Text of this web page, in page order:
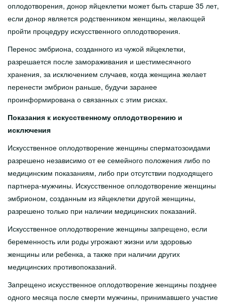
оплодотворения, донор яйцеклетки может быть старше 35 лет,
если донор является родственником женщины, желающей
пройти процедуру искусственного оплодотворения.
Перенос эмбриона, созданного из чужой яйцеклетки,
разрешается после замораживания и шестимесячного
хранения, за исключением случаев, когда женщина желает
перенести эмбрион раньше, будучи заранее
проинформирована о связанных с этим рисках.
Показания к искусственному оплодотворению и
исключения
Искусственное оплодотворение женщины сперматозоидами
разрешено независимо от ее семейного положения либо по
медицинским показаниям, либо при отсутствии подходящего
партнера-мужчины. Искусственное оплодотворение женщины
эмбрионом, созданным из яйцеклетки другой женщины,
разрешено только при наличии медицинских показаний.
Искусственное оплодотворение женщины запрещено, если
беременность или роды угрожают жизни или здоровью
женщины или ребенка, а также при наличии других
медицинских противопоказаний.
Запрещено искусственное оплодотворение женщины позднее
одного месяца после смерти мужчины, принимавшего участие